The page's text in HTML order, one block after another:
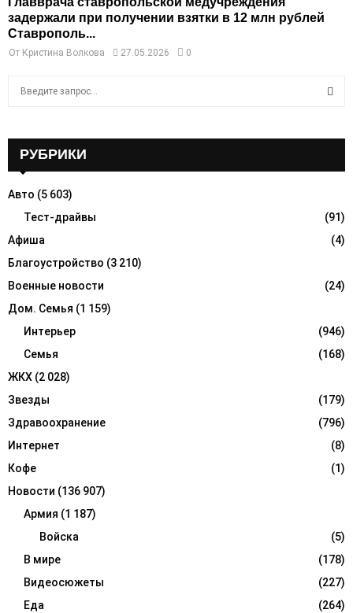
задержали при получении взятки в 12 млн рублей
Ставрополь...
От Кристина Волкова 27.05.2026 0
o
R
C
H
РУБРИКИ
Авто (5 603)
Тест-драйвы
(91)
Афиша
(4)
Благоустройство (3 210)
Военные новости
(24)
Дом. Семья (1 159)
Интерьер
(946)
Семья
(168)
ЖКХ (2 028)
Звезды
(179)
Здравоохранение
(796)
Интернет
(8)
Кофе
(1)
Новости (136 907)
Армия (1 187)
Войска
(5)
В мире
(178)
Видеосюжеты
(227)
Еда
(264)